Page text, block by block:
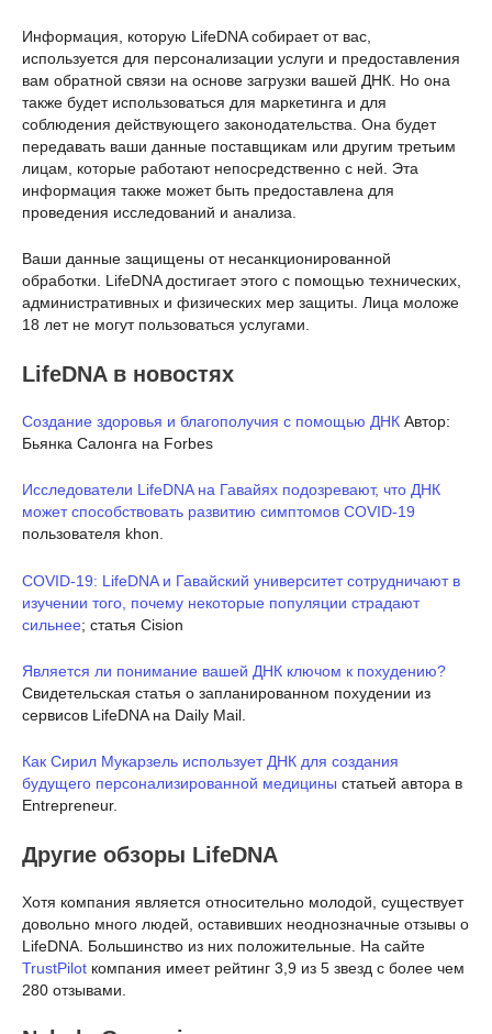
Информация, которую LifeDNA собирает от вас,
используется для персонализации услуги и предоставления
вам обратной связи на основе загрузки вашей ДНК. Но она
также будет использоваться для маркетинга и для
соблюдения действующего законодательства. Она будет
передавать ваши данные поставщикам или другим третьим
лицам, которые работают непосредственно с ней. Эта
информация также может быть предоставлена для
проведения исследований и анализа.
Ваши данные защищены от несанкционированной
обработки. LifeDNA достигает этого с помощью технических,
административных и физических мер защиты. Лица моложе
18 лет не могут пользоваться услугами.
LifeDNA в новостях
Создание здоровья и благополучия с помощью ДНК Автор:
Бьянка Салонга на Forbes
Исследователи LifeDNA на Гавайях подозревают, что ДНК
может способствовать развитию симптомов COVID-19
пользователя khon.
COVID-19: LifeDNA и Гавайский университет сотрудничают в
изучении того, почему некоторые популяции страдают
сильнее; статья Cision
Является ли понимание вашей ДНК ключом к похудению?
Свидетельская статья о запланированном похудении из
сервисов LifeDNA на Daily Mail.
Как Сирил Мукарзель использует ДНК для создания
будущего персонализированной медицины статьей автора в
Entrepreneur.
Другие обзоры LifeDNA
Хотя компания является относительно молодой, существует
довольно много людей, оставивших неоднозначные отзывы о
LifeDNA. Большинство из них положительные. На сайте
TrustPilot компания имеет рейтинг 3,9 из 5 звезд с более чем
280 отзывами.